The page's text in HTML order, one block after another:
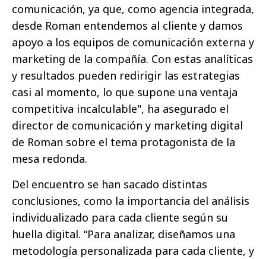
comunicación, ya que, como agencia integrada,
desde Roman entendemos al cliente y damos
apoyo a los equipos de comunicación externa y
marketing de la compañía. Con estas analíticas
y resultados pueden redirigir las estrategias
casi al momento, lo que supone una ventaja
competitiva incalculable", ha asegurado el
director de comunicación y marketing digital
de Roman sobre el tema protagonista de la
mesa redonda.
Del encuentro se han sacado distintas
conclusiones, como la importancia del análisis
individualizado para cada cliente según su
huella digital. “Para analizar, diseñamos una
metodología personalizada para cada cliente, y